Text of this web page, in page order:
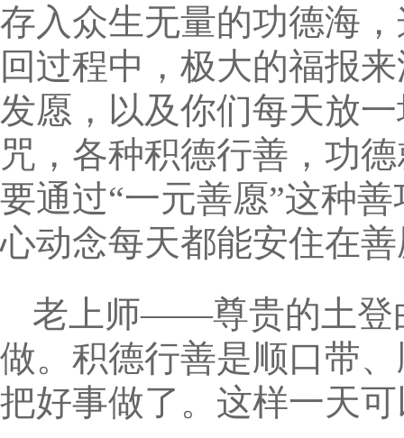
存入众生无量的功德海
回过程中，极大的福报
发愿，以及你们每天放
咒，各种积德行善，功
要通过“一元善愿”这种
心动念每天都能安住在
老上师——尊贵的土登
做。积德行善是顺口带
把好事做了。这样一天